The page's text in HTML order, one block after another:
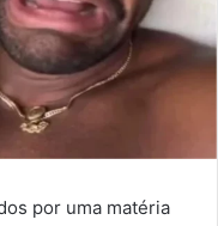
por uma matéria